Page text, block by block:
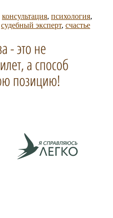
сделать
на
консультация, психология,
судебный эксперт, счастье